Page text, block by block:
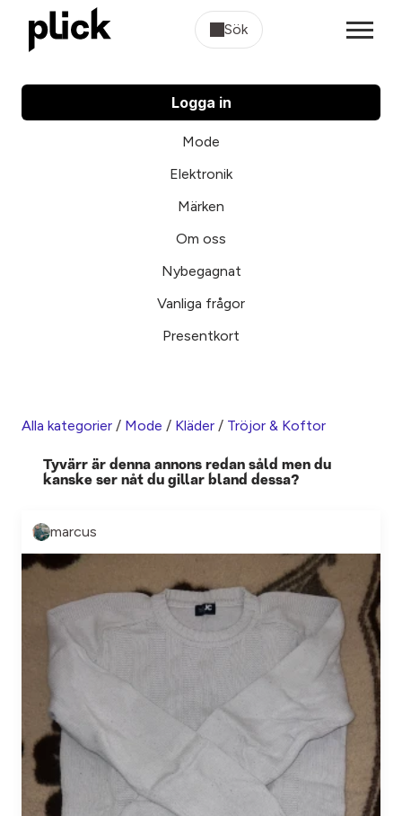
Sök
Logga in
Mode
Elektronik
Märken
Om oss
Nybegagnat
Vanliga frågor
Presentkort
Alla kategorier / Mode / Kläder / Tröjor & Koftor
Tyvärr är denna annons redan såld men du
kanske ser nåt du gillar bland dessa?
marcus